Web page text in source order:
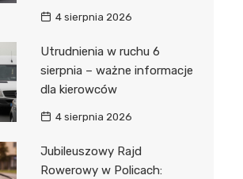
4 sierpnia 2026
Utrudnienia w ruchu 6
sierpnia – ważne informacje
dla kierowców
4 sierpnia 2026
Jubileuszowy Rajd
Rowerowy w Policach: